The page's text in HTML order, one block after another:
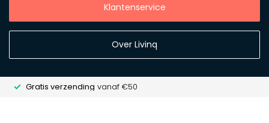
Klantenservice
Over Livinq
Gratis verzending vanaf €50